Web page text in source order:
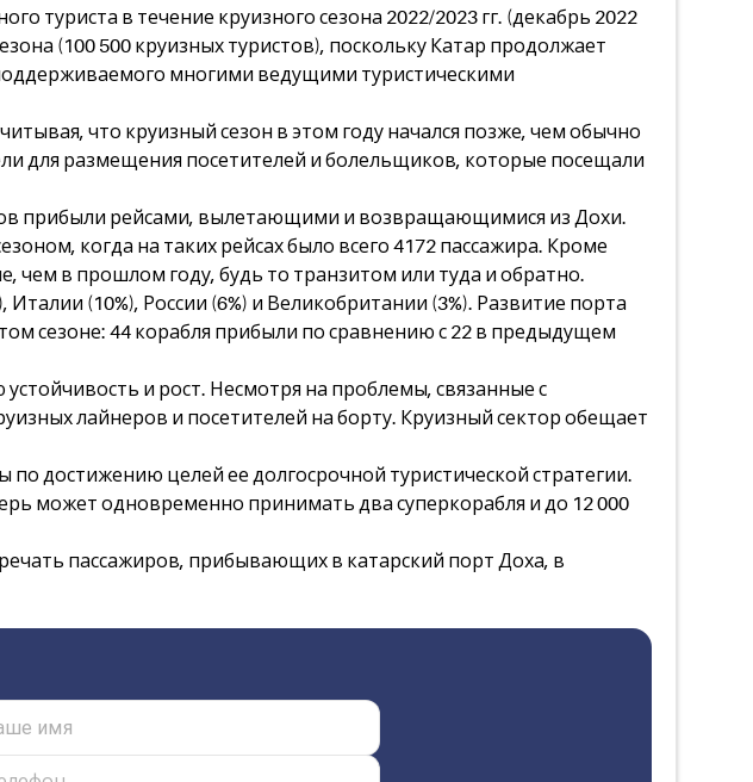
туриста в течение круизного сезона 2022/2023 гг. (декабрь 2022
(100 500 круизных туристов), поскольку Катар продолжает
многими ведущими туристическими
что круизный сезон в этом году начался позже, чем обычно
для размещения посетителей и болельщиков, которые посещали
прибыли рейсами, вылетающими и возвращающимися из Дохи.
когда на таких рейсах было всего 4172 пассажира. Кроме
чем в прошлом году, будь то транзитом или туда и обратно.
(10%), России (6%) и Великобритании (3%). Развитие порта
сезоне: 44 корабля прибыли по сравнению с 22 в предыдущем
и рост. Несмотря на проблемы, связанные с
лайнеров и посетителей на борту. Круизный сектор обещает
достижению целей ее долгосрочной туристической стратегии.
может одновременно принимать два суперкорабля и до 12 000
пассажиров, прибывающих в катарский порт Доха, в